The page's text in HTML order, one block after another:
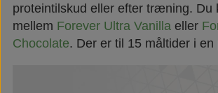
proteintilskud eller efter træning. Du
mellem Forever Ultra Vanilla eller
Chocolate. Der er til 15 måltider i en